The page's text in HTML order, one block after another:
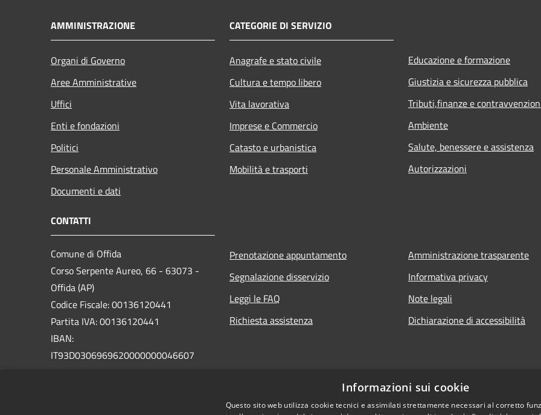
AMMINISTRAZIONE
Organi di Governo
Aree Amministrative
Uffici
Enti e fondazioni
Politici
Personale Amministrativo
Documenti e dati
CATEGORIE DI SERVIZIO
Anagrafe e stato civile
Cultura e tempo libero
Vita lavorativa
Imprese e Commercio
Catasto e urbanistica
Mobilità e trasporti
Educazione e formazione
Giustizia e sicurezza pubblica
Tributi,finanze e
Ambiente
Salute, benessere e assistenza
Autorizzazioni
CONTATTI
Comune di Offida
Corso Serpente Aureo, 66 - 63073 -
Offida (AP)
Codice Fiscale: 00136120441
Partita IVA: 00136120441
IBAN:
IT93D0306969620000000046607
Prenotazione appuntamento
Segnalazione disservizio
Leggi le FAQ
Richiesta assistenza
Amministrazione trasparente
Informativa privacy
Note legali
Dichiarazione di accessibilità
Informazioni sui cookie
Questo sito web utilizza cookie tecnici e assimilati strettamente necessari al corretto